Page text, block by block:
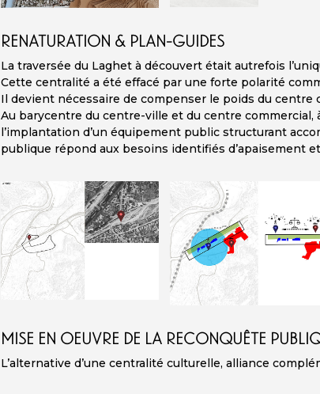
RENATURATION & PLAN-GUIDES
La traversée du Laghet à découvert était autrefois
Cette centralité a été effacé par une forte polarité
Il devient nécessaire de compenser le poids du
Au barycentre du centre-ville et du centre commercial,
l’implantation d’un équipement public structurant
publique répond aux besoins identifiés d’apaisement
MISE EN OEUVRE DE LA RECONQUÊTE
L’alternative d’une centralité culturelle, alliance